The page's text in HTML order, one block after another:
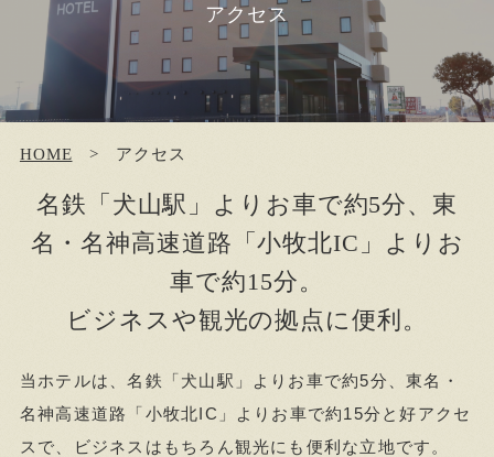
アクセス
HOME アクセス
名鉄「犬山駅」よりお車で約5分、東
名・名神高速道路「小牧北IC」よりお
車で約15分。
ビジネスや観光の拠点に便利。
当ホテルは、名鉄「犬山駅」よりお車で約5分、東名・
名神高速道路「小牧北IC」よりお車で約15分と好アクセ
スで、ビジネスはもちろん観光にも便利な立地です。